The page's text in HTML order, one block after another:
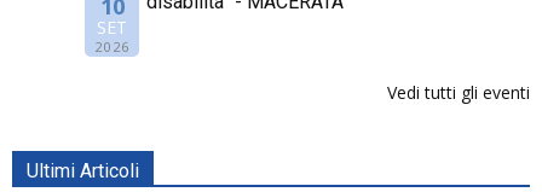
SET
2026
Vedi tutti gli eventi
Ultimi Articoli